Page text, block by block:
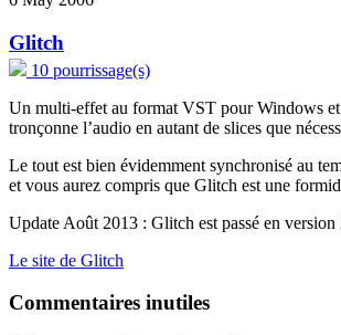
Glitch
10 pourrissage(s)
Un multi-effet au format VST pour Windows et
tronçonne l’audio en autant de slices que
Le tout est bien évidemment synchronisé au
et vous aurez compris que Glitch est une
Update Août 2013 : Glitch est passé en
Le site de Glitch
Commentaires inutiles